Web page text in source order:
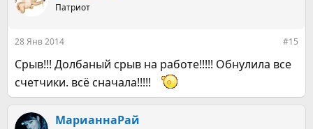
Патриот
28 Янв 2014 #15
Срыв!!! Долбаный срыв на работе!!!!! Обнулила все
счетчики. всё сначала!!!!!
МарианнаРай